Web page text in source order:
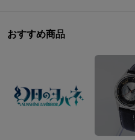
おすすめ商品